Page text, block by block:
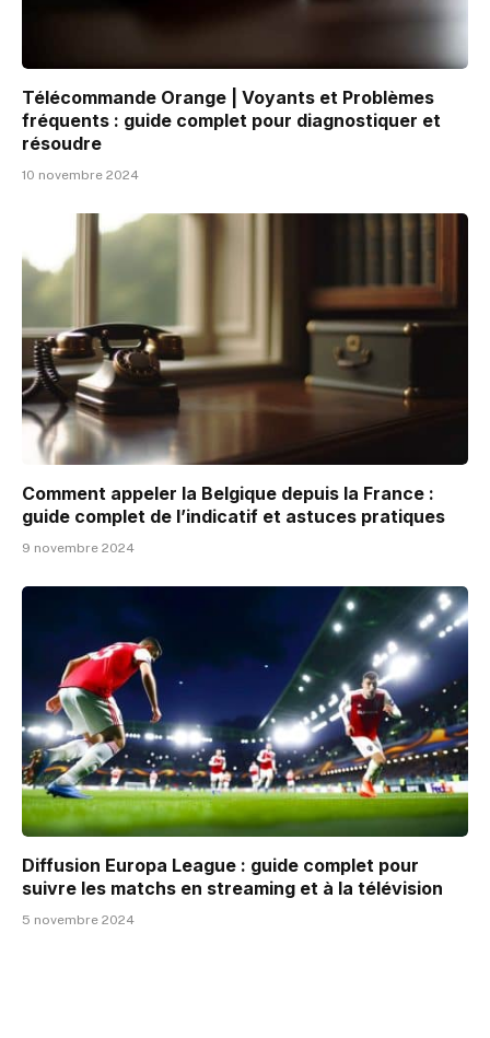
Télécommande Orange | Voyants et Problèmes
fréquents : guide complet pour diagnostiquer et
résoudre
10 novembre 2024
Comment appeler la Belgique depuis la France :
guide complet de l’indicatif et astuces pratiques
9 novembre 2024
Diffusion Europa League : guide complet pour
suivre les matchs en streaming et à la télévision
5 novembre 2024